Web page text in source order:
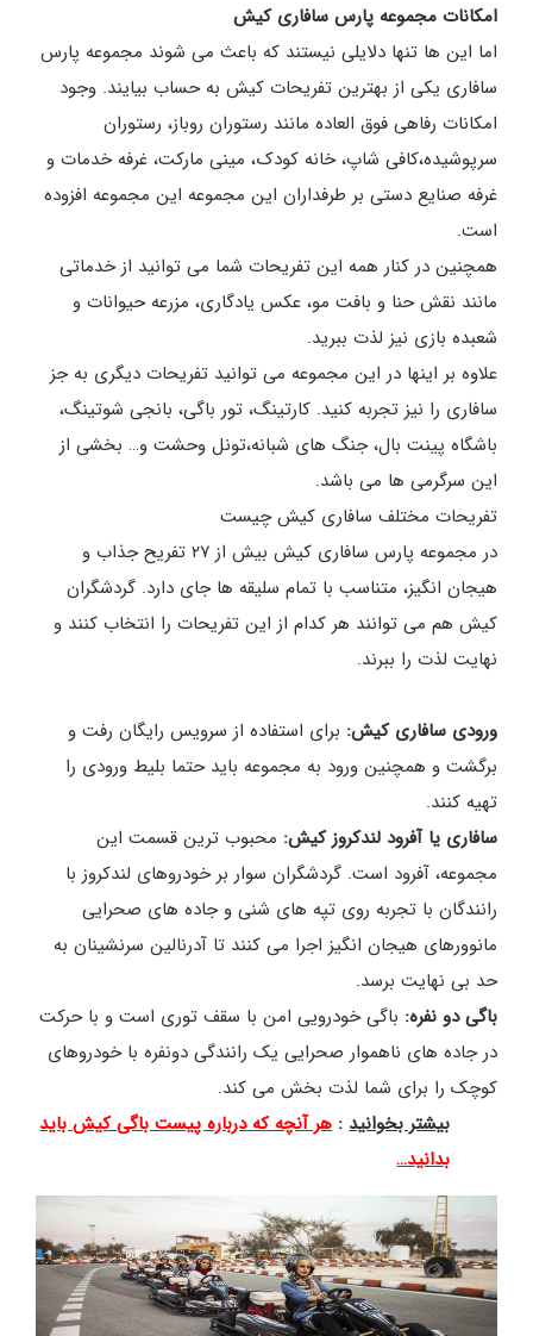
امکانات مجموعه پارس سافاری کیش
اما این ها تنها دلایلی نیستند که باعث می شوند مجموعه پارس
سافاری یکی از بهترین تفریحات کیش به حساب بیایند. وجود
امکانات رفاهی فوق العاده مانند رستوران روباز، رستوران
سرپوشیده،کافی شاپ، خانه کودک، مینی مارکت، غرفه خدمات و
غرفه صنایع دستی بر طرفداران این مجموعه این مجموعه افزوده
است.
همچنین در کنار همه این تفریحات شما می توانید از خدماتی
مانند نقش حنا و بافت مو، عکس یادگاری، مزرعه حیوانات و
شعبده بازی نیز لذت ببرید.
علاوه بر اینها در این مجموعه می توانید تفریحات دیگری به جز
سافاری را نیز تجربه کنید. کارتینگ، تور باگی، بانجی شوتینگ،
باشگاه پینت بال، جنگ های شبانه،تونل وحشت و… بخشی از
این سرگرمی ها می باشد.
تفریحات مختلف سافاری کیش چیست
در مجموعه پارس سافاری کیش بیش از ۲۷ تفریح جذاب و
هیجان انگیز، متناسب با تمام سلیقه ها جای دارد. گردشگران
کیش هم می توانند هر کدام از این تفریحات را انتخاب کنند و
نهایت لذت را ببرند.
ورودی سافاری کیش: برای استفاده از سرویس رایگان رفت و
برگشت و همچنین ورود به مجموعه باید حتما بلیط ورودی را
تهیه کنند.
سافاری یا آفرود لندکروز کیش: محبوب ترین قسمت این
مجموعه، آفرود است. گردشگران سوار بر خودروهای لندکروز با
رانندگان با تجربه روی تپه های شنی و جاده های صحرایی
مانوورهای هیجان انگیز اجرا می کنند تا آدرنالین سرنشینان به
حد بی نهایت برسد.
باگی دو نفره: باگی خودرویی امن با سقف توری است و با حرکت
در جاده های ناهموار صحرایی یک رانندگی دونفره با خودروهای
کوچک را برای شما لذت بخش می کند.
بیشتر بخوانید: هر آنچه که درباره پیست باگی کیش باید
بدانید…